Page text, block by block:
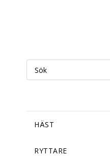
HÄST
RYTTARE